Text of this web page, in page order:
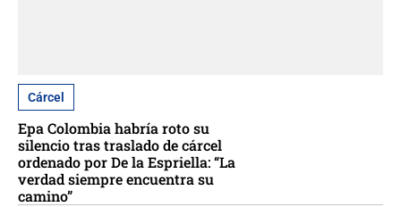
Cárcel
Epa Colombia habría roto su
silencio tras traslado de cárcel
ordenado por De la Espriella: “La
verdad siempre encuentra su
camino”